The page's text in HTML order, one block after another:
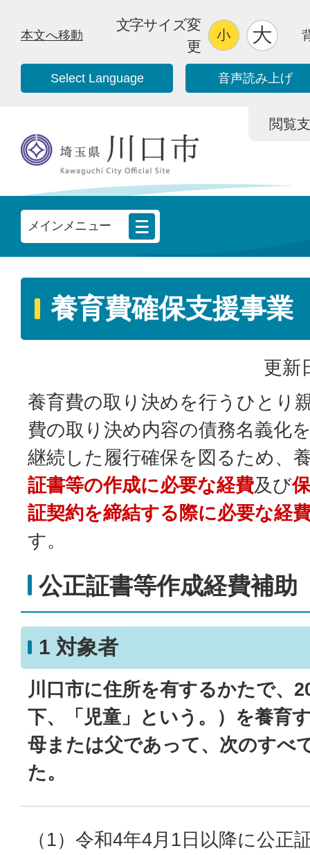
本文へ移動
文字サイズ変
更
Select Language 音声読み上げ
閲覧
メインメニュー
養育費確保支援事業
更新
養育費の取り決めを行うひとり
費の取り決め内容の債務名義化
継続した履行確保を図るため、
証書等の作成に必要な経費及び
証契約を締結する際に必要な経
す。
公正証書等作成経費補助
1 対象者
川口市に住所を有するかたで、
下、「児童」という。）を養育
母または父であって、次のすべ
た。
（1）令和4年4月1日以降に公正